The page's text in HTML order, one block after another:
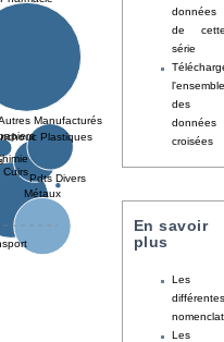
données
de
série
l'ensemble
des
données
croisées
En savoir
plus
Les
différentes
Les